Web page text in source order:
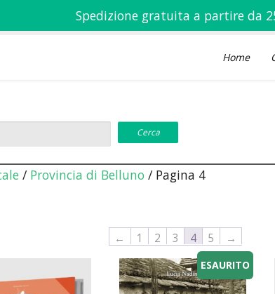
Spedizione gratuita a partire da
Home
/ Provincia di Belluno / Pagina 4
ESAURITO
← 1 2 3 4 5 →